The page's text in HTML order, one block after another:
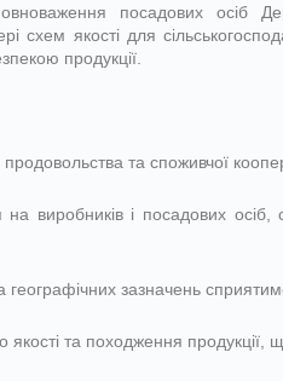
посадових осіб
якості для
продукції.
та споживчої
виробників і посадових осіб,
зазначень
та походження